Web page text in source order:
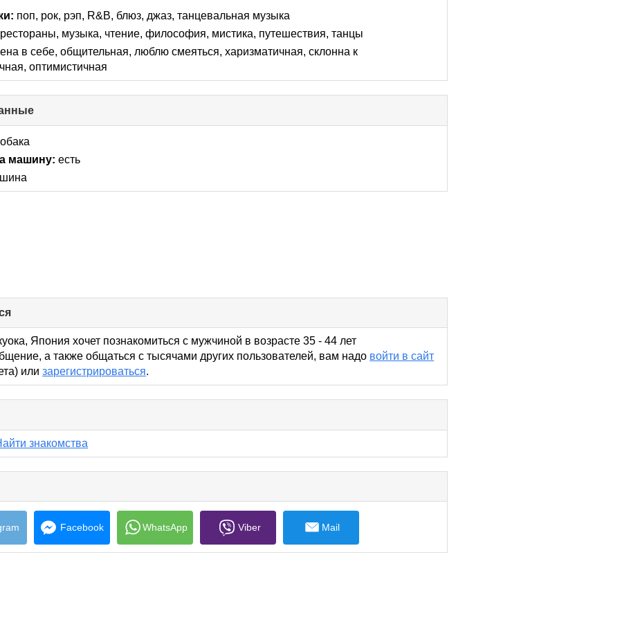
collapse
поп, рок, рэп, R&B, блюз, джаз, танцевальная музыка
музыка, чтение, философия, мистика, путешествия, танцы
в себе, общительная, люблю смеяться, харизматичная, склонна к
оптимистичная
to
машину: есть
to
collapse
contents
Япония хочет познакомиться с мужчиной в возрасте 35 - 44 лет
а также общаться с тысячами других пользователей, вам надо войти в сайт
илизарегистрироваться.
знакомства
Facebook WhatsApp Viber Mail